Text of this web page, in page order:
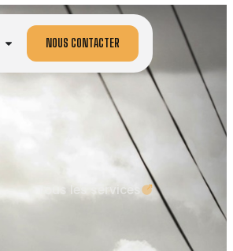
NOUS CONTACTER
Tous les services